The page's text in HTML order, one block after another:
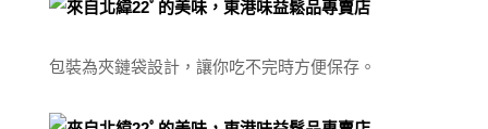
包裝為夾鏈袋設計，讓你吃不完時方便保存。